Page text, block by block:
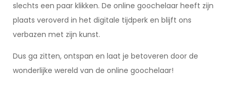
slechts een paar klikken. De online goochelaar heeft zijn
plaats veroverd in het digitale tijdperk en blijft ons
verbazen met zijn kunst.
Dus ga zitten, ontspan en laat je betoveren door de
wonderlijke wereld van de online goochelaar!